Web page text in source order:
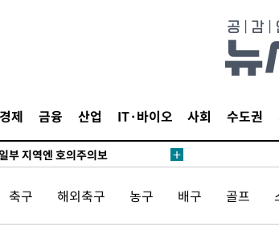
경제 금융 산업 IT·바이오 사회 수도권
…金 47.75%·鄭 42.08%·宋
7번 의미보단 팀 위해 뛸 것"
당 30㎜ '강한 비'[내일날씨]
꼈고, 많은 트로피 원해 아틀레
지역엔 호의주의보
잠기고 담벼락 붕괴
견…감정가 1.3억원
축구 해외축구 농구 배구 골프